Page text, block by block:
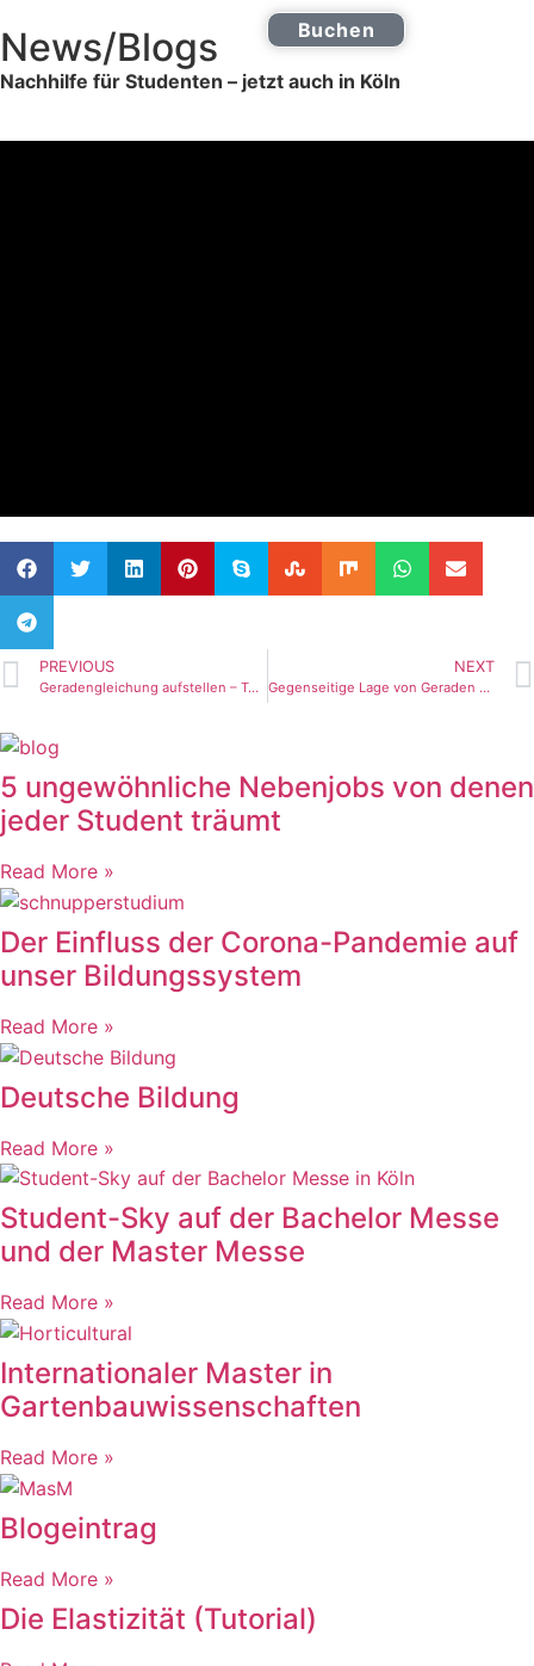
Buchen
News/Blogs
Nachhilfe für Studenten – jetzt auch in Köln
PREVIOUS
Geradengleichung aufstellen – Teil 2(Tutorial)
NEXT
Gegenseitige Lage von Geraden – Teil 1 (Tutorial)
5 ungewöhnliche Nebenjobs von denen
jeder Student träumt
Read More »
Der Einfluss der Corona-Pandemie auf
unser Bildungssystem
Read More »
Deutsche Bildung
Read More »
Student-Sky auf der Bachelor Messe
und der Master Messe
Read More »
Internationaler Master in
Gartenbauwissenschaften
Read More »
Blogeintrag
Read More »
Die Elastizität (Tutorial)